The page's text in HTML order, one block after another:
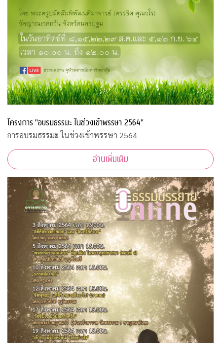
โครงการ "อบรมธรรมะ ในช่วงเข้าพรรษา 2564"
การอบรมธรรมะ ในช่วงเข้าพรรษา 2564
อ่านเพิ่มเติม